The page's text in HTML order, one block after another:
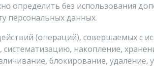
определить без использования
персональных данных.
(операций), совершаемых с
накопление,
блокирование,